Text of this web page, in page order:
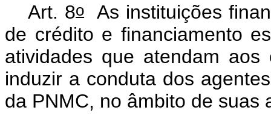
Art. 8o
As instituições
de crédito e financiamento
atividades que atendam
induzir a conduta dos
da PNMC, no âmbito de suas